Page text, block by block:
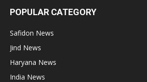
POPULAR CATEGORY
Safidon News
Jind News
Haryana News
India News